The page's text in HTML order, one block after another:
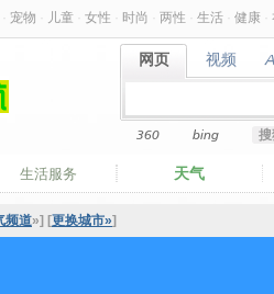
宠物 儿童 女性 时尚 两性 生活 健康
网页
网页 视频
视频
360 bing
生活服务 天气